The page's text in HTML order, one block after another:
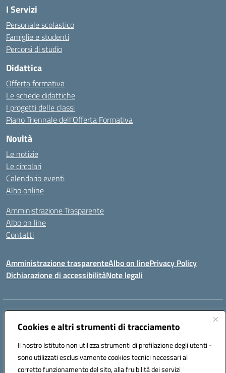
Cookies e altri strumenti di tracciamento
Il nostro Istituto non utilizza strumenti di profilazione degli utenti -
sono utilizzati esclusivamente cookies tecnici necessari al
corretto funzionamento del sito, alla fruibilità dei servizi
I Servizi
Personale scolastico
Famiglie e studenti
Percorsi di studio
Didattica
Offerta formativa
Le schede didattiche
I progetti delle classi
Piano Triennale dell’Offerta Formativa
Novità
Le notizie
Le circolari
Calendario eventi
Albo online
Amministrazione Trasparente
Albo on line
Contatti
Amministrazione trasparenteAlbo on linePrivacy Policy
Dichiarazione di accessibilitàNote legali
Indirizzo:
Centralino:078170786 Email:caic875002@istruzione.it
Codice fiscale: 90027700922
Codice meccanografico:
CAIC875002